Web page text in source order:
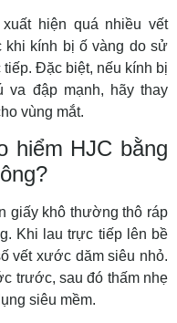
hiện quá nhiều vết
khi kính bị ố vàng do sử
Đặc biệt, nếu kính bị
va đập mạnh, hãy thay
vùng mắt.
hiểm HJC bằng
giấy khô thường thô ráp
Khi lau trực tiếp lên bề
vết xước dăm siêu nhỏ.
trước, sau đó thấm nhẹ
siêu mềm.